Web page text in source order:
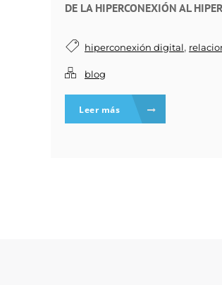
DE LA HIPERCONEXIÓN AL
hiperconexión digital,
blog
Leer más